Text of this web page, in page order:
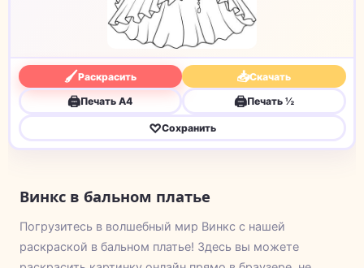
🖌Раскрасить 📥Скачать
🖨Печать A4 🖨Печать ½
♡Сохранить
Винкс в бальном платье
Погрузитесь в волшебный мир Винкс с нашей
раскраской в бальном платье! Здесь вы можете